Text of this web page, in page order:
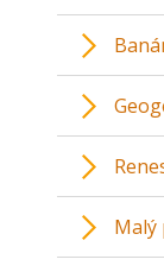
Malý